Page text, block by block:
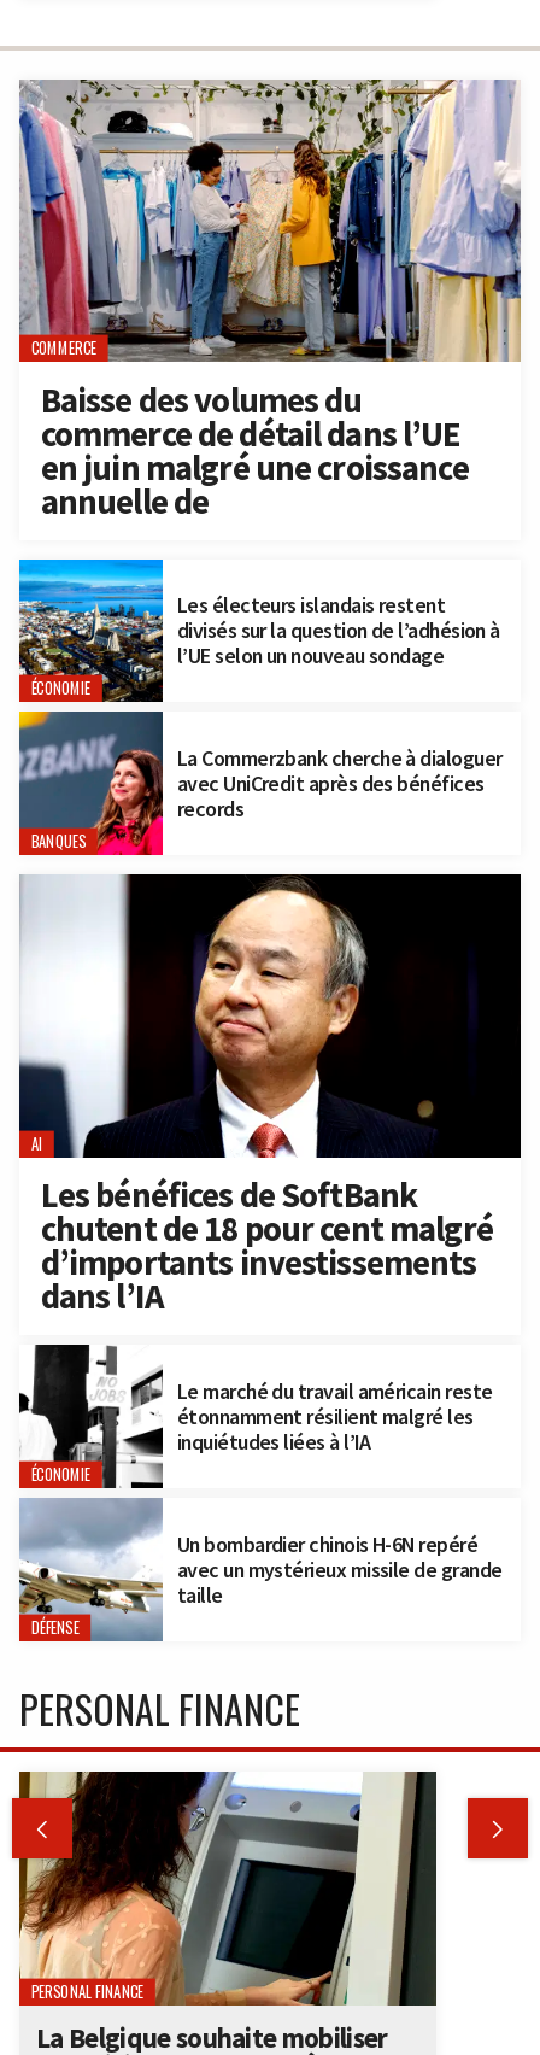
COMMERCE
Baisse des volumes du
commerce de détail dans l’UE
en juin malgré une croissance
annuelle de
ÉCONOMIE
Les électeurs islandais restent
divisés sur la question de l’adhésion à
l’UE selon un nouveau sondage
BANQUES
La Commerzbank cherche à dialoguer
avec UniCredit après des bénéfices
records
AI
Les bénéfices de SoftBank
chutent de 18 pour cent malgré
d’importants investissements
dans l’IA
ÉCONOMIE
Le marché du travail américain reste
étonnamment résilient malgré les
inquiétudes liées à l’IA
DÉFENSE
Un bombardier chinois H-6N repéré
avec un mystérieux missile de grande
taille
PERSONAL FINANCE
 
PERSONAL FINANCE
La Belgique souhaite mobiliser